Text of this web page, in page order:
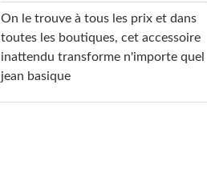
On le trouve à tous les prix et dans
toutes les boutiques, cet accessoire
inattendu transforme n'importe quel
jean basique